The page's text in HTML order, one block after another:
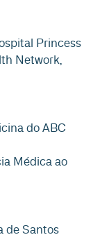
Princess
Network,
do ABC
Médica ao
de Santos